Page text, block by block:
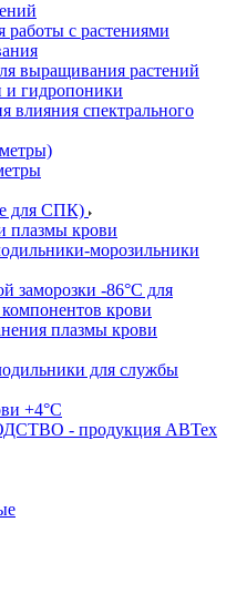
с растениями
выращивания растений
и гидропоники
влияния спектрального
для СПК)
плазмы крови
морозильники
заморозки -86°С для
крови
плазмы крови
для службы
+4°С
- продукция АВТех